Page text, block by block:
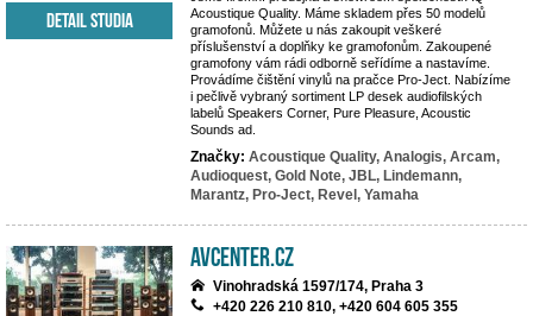
Acoustique Quality. Máme skladem přes 50 modelů
gramofonů. Můžete u nás zakoupit veškeré
příslušenství a doplňky ke gramofonům. Zakoupené
gramofony vám rádi odborně seřídíme a nastavíme.
Provádíme čištění vinylů na pračce Pro-Ject. Nabízíme
i pečlivě vybraný sortiment LP desek audiofilských
labelů Speakers Corner, Pure Pleasure, Acoustic
Sounds ad.
Značky: Acoustique Quality, Analogis, Arcam,
Audioquest, Gold Note, JBL, Lindemann,
Marantz, Pro-Ject, Revel, Yamaha
Detail studia
AVcenter.cz
Vinohradská 1597/174, Praha 3
+420 226 210 810, +420 604 605 355